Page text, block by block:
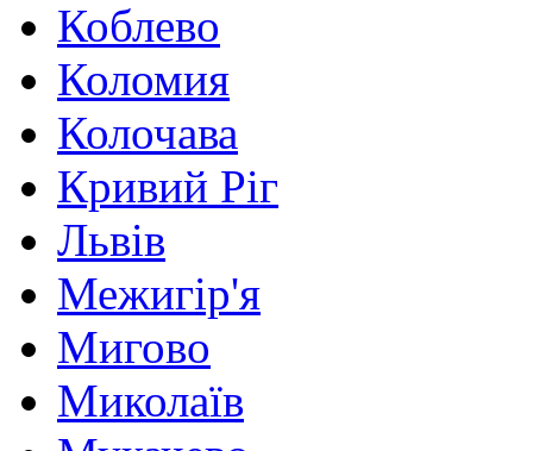
Коблево
Коломия
Колочава
Кривий Ріг
Львів
Межигір'я
Мигово
Миколаїв